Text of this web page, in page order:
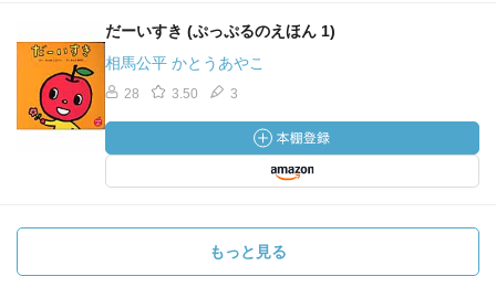
だーいすき (ぷっぷるのえほん 1)
相馬公平 かとうあやこ
28 3.50 3
もっと見る